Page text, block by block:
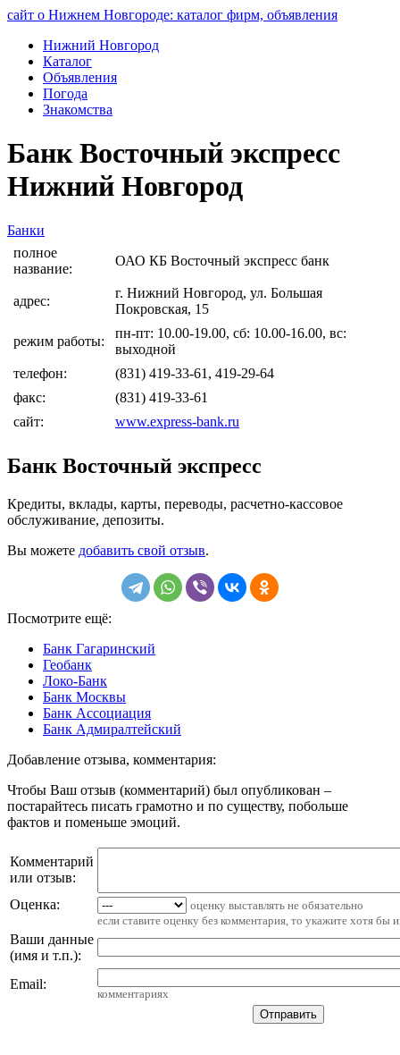
сайт о Нижнем Новгороде: каталог фирм, объявления
Нижний Новгород
Каталог
Объявления
Погода
Знакомства
Банк Восточный экспресс
Нижний Новгород
Банки
полное
название:
ОАО КБ Восточный экспресс банк
адрес:
г. Нижний Новгород, ул. Большая
Покровская, 15
режим работы:
пн-пт: 10.00-19.00, сб: 10.00-16.00, вс:
выходной
телефон:
(831) 419-33-61, 419-29-64
факс:
(831) 419-33-61
сайт:
www.express-bank.ru
Банк Восточный экспресс
Кредиты, вклады, карты, переводы, расчетно-кассовое
обслуживание, депозиты.
Вы можете добавить свой отзыв.
Посмотрите ещё:
Банк Гагаринский
Геобанк
Локо-Банк
Банк Москвы
Банк Ассоциация
Банк Адмиралтейский
Добавление отзыва, комментария:
Чтобы Ваш отзыв (комментарий) был опубликован –
постарайтесь писать грамотно и по существу, побольше
фактов и поменьше эмоций.
Комментарий
или отзыв:
Оценка:
оценку выставлять не обязательно
если ставите оценку без комментария, то укажите хотя бы
Ваши данные
(имя и т.п.):
Email:
комментариях